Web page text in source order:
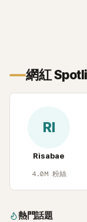
網紅
RI
Risabae
4.0M 粉絲
熱門話題